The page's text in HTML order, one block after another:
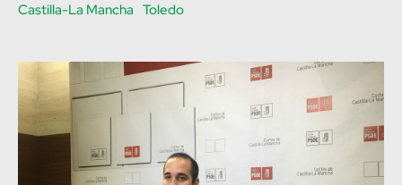
Castilla-La Mancha Toledo